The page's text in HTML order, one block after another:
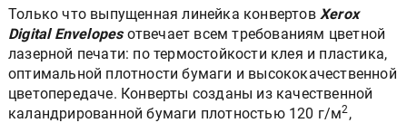
Только что выпущенная линейка конвертов Xerox
Digital Envelopesотвечает всем требованиям цветной
лазерной печати: по термостойкости клея и пластика,
оптимальной плотности бумаги и высококачественной
цветопередаче. Конверты созданы из качественной
каландрированной бумаги плотностью 120 г/м2 ,